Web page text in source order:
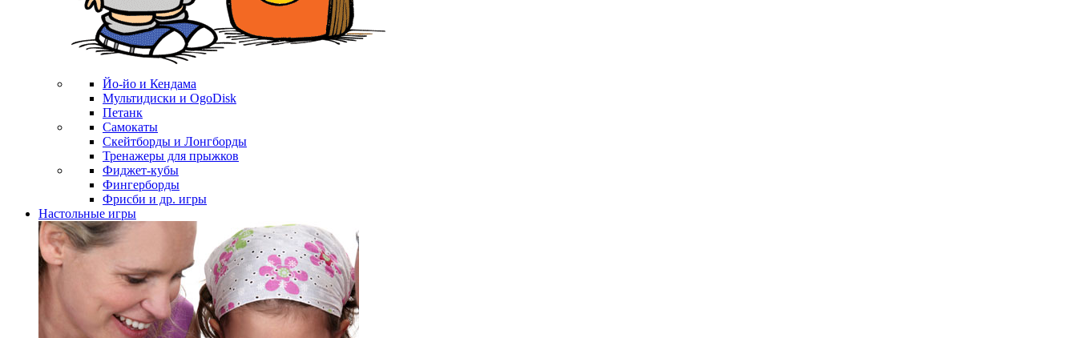
Йо-йо и Кендама
Мультидиски и OgoDisk
Петанк
Самокаты
Скейтборды и Лонгборды
Тренажеры для прыжков
Фиджет-кубы
Фингерборды
Фрисби и др. игры
Настольные игры